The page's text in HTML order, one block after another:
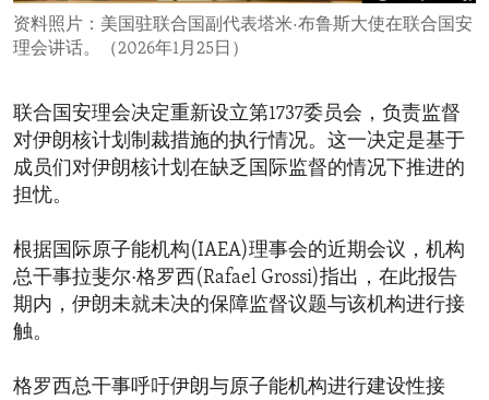
IDEALS AND INSTITUTIONS
资料照片：美国驻联合国副代表塔米·布鲁斯大使在联合国安
理会讲话。（2026年1月25日）
联合国安理会决定重新设立第1737委员会，负责监督
对伊朗核计划制裁措施的执行情况。这一决定是基于
成员们对伊朗核计划在缺乏国际监督的情况下推进的
担忧。
根据国际原子能机构(IAEA)理事会的近期会议，机构
总干事拉斐尔·格罗西(Rafael Grossi)指出，在此报告
期内，伊朗未就未决的保障监督议题与该机构进行接
触。
格罗西总干事呼吁伊朗与原子能机构进行建设性接